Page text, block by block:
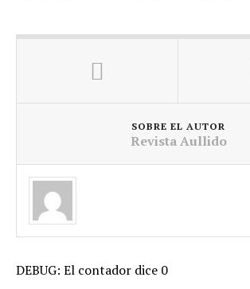
SOBRE EL AUTOR
Revista Aullido
DEBUG: El contador dice 0